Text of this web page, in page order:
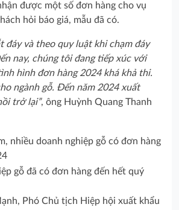
được một số đơn hàng cho vụ
hỏi báo giá, mẫu đã có.
đáy và theo quy luật khi chạm đáy
nay, chúng tôi đang tiếp xúc với
hình đơn hàng 2024 khá khả thi.
ngành gỗ. Đến năm 2024 xuất
trở lại”, ông Huỳnh Quang Thanh
gỗ đã có đơn hàng đến hết quý
Phó Chủ tịch Hiệp hội xuất khẩu